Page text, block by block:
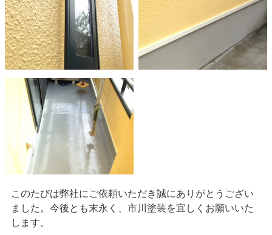
このたびは弊社にご依頼いただき誠にありがとうござい
ました。今後とも末永く、市川塗装を宜しくお願いいた
します。